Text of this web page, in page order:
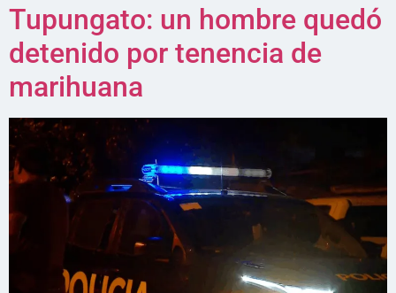
Tupungato: un hombre quedó
detenido por tenencia de
marihuana